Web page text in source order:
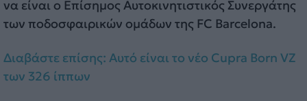
να είναι ο Επίσημος Αυτοκινητιστικός Συνεργάτης
των ποδοσφαιρικών ομάδων της FC Barcelona.
Διαβάστε επίσης: Αυτό είναι το νέο Cupra Born VZ
των 326 ίππων